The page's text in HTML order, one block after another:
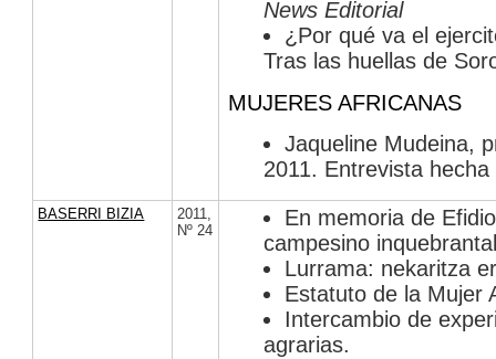
News Editorial
¿Por qué va el
Tras las huellas de
MUJERES AFRICANAS
Jaqueline Mudeina,
2011. Entrevista
BASERRI BIZIA 2011,
Nº 24
En memoria de
campesino
Lurrama: nekaritza
Estatuto de la Mujer
Intercambio de
agrarias.